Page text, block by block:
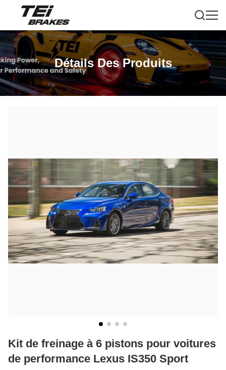
Détails Des Produits
Kit de freinage à 6 pistons pour voitures
de performance Lexus IS350 Sport